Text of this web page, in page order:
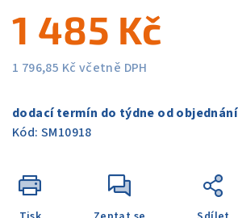
hvězdiček.
1 485 Kč
1 796,85 Kč včetně DPH
cena:
dodací termín do týdne od objednání
Kód: SM10918